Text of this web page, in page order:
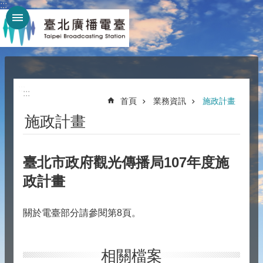
跳到主要內容區塊
:::
:::
首頁 業務資訊 施政計畫
施政計畫
臺北市政府觀光傳播局107年度施
政計畫
關於電臺部分請參閱第8頁。
相關檔案